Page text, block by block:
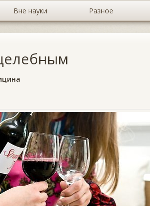
Вне науки Разное